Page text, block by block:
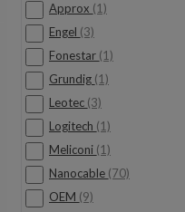
Approx (1)
Engel (3)
Fonestar (1)
Grundig (1)
Leotec (3)
Logitech (1)
Meliconi (1)
Nanocable (70)
OEM (9)